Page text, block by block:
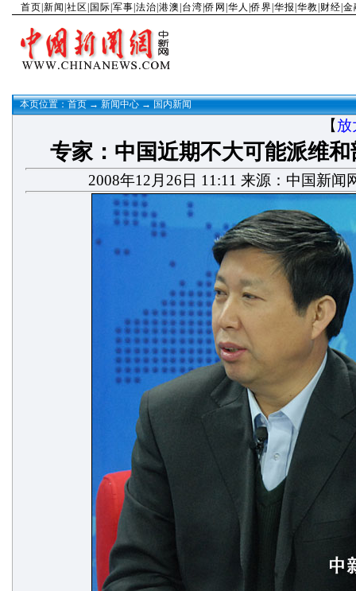
首页 新闻 社区 国际 军事 法治 港澳 台湾 |侨网 华人 |侨界 华报 华教 财经 金
本页位置： 首页 → 新闻中心 → 国内新闻
【放
专家：中国近期不大可能派维
2008年12月26日 11:11 来源：中国新闻